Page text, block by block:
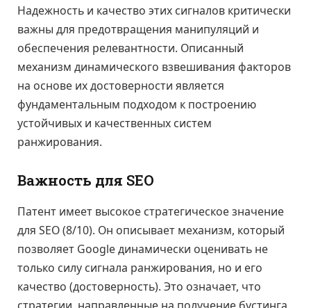
Надежность и качество этих сигналов критически
важны для предотвращения манипуляций и
обеспечения релевантности. Описанный
механизм динамического взвешивания факторов
на основе их достоверности является
фундаментальным подходом к построению
устойчивых и качественных систем
ранжирования.
Важность для SEO
Патент имеет высокое стратегическое значение
для SEO (8/10). Он описывает механизм, который
позволяет Google динамически оценивать не
только силу сигнала ранжирования, но и его
качество (достоверность). Это означает, что
стратегии, направленные на получение бустинга